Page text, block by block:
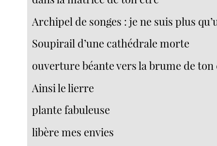
Archipel de songes : je ne suis plus
Soupirail d’une cathédrale morte
ouverture béante vers la brume de
Ainsi le lierre
plante fabuleuse
libère mes envies